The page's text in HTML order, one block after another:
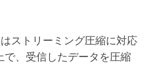
ストリーミング圧縮に対応
で、受信したデータを圧縮